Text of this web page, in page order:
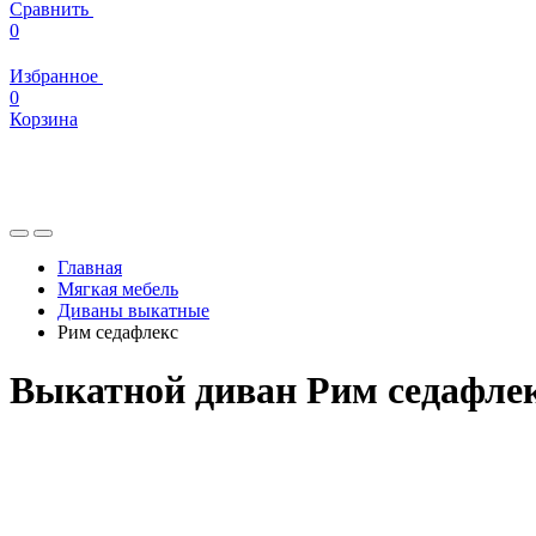
Сравнить
0
Избранное
0
Корзина
Главная
Мягкая мебель
Диваны выкатные
Рим седафлекс
Выкатной диван Рим